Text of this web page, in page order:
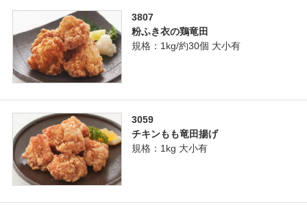
3807
粉ふき衣の鶏竜田
規格：1kg/約30個 大小有
3059
チキンもも竜田揚げ
規格：1kg 大小有